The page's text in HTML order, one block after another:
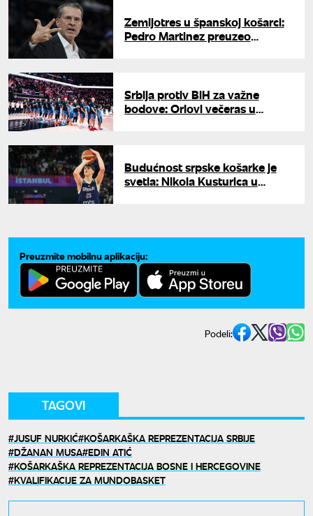
Zemljotres u španskoj košarci:
Pedro Martinez preuzeo
Srbija protiv BiH za važne
bodove: Orlovi večeras u
Budućnost srpske košarke je
svetla: Nikola Kusturica u
Preuzmite mobilnu aplikaciju:
Podeli:
TAGOVI
JUSUF NURKIĆ KOŠARKAŠKA REPREZENTACIJA SRBIJE
DŽANAN MUSA EDIN ATIĆ
KOŠARKAŠKA REPREZENTACIJA BOSNE I HERCEGOVINE
KVALIFIKACIJE ZA MUNDOBASKET